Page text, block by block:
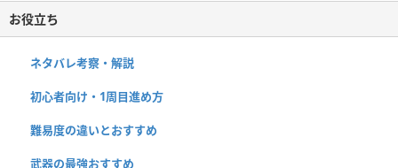
お役立ち
ネタバレ考察・解説
初心者向け・1周目進め方
難易度の違いとおすすめ
武器の最強おすすめ